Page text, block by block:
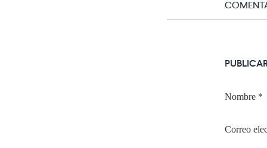
Nombre *
Correo